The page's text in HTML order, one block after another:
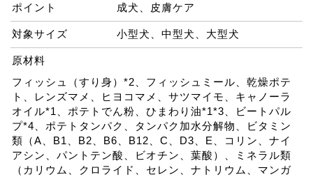
ポイント 成犬、皮膚ケア
対象サイズ 小型犬、中型犬、大型犬
原材料
フィッシュ（すり身）*2、フィッシュミール、乾燥ポテ
ト、レンズマメ、ヒヨコマメ、サツマイモ、キャノーラ
オイル*1、ポテトでん粉、ひまわり油*1*3、ビートパル
プ*4、ポテトタンパク、タンパク加水分解物、ビタミン
類（A、B1、B2、B6、B12、C、D3、E、コリン、ナイ
アシン、パントテン酸、ビオチン、葉酸）、ミネラル類
（カリウム、クロライド、セレン、ナトリウム、マンガ